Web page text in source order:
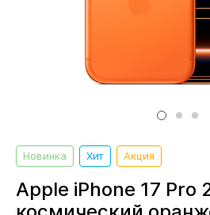
Новинка Хит Акция
Apple iPhone 17 Pro